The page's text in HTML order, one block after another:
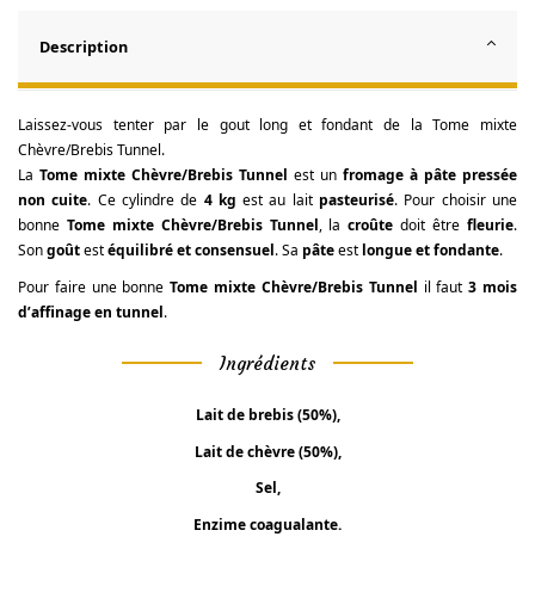
Description
Laissez-vous tenter par le gout long et fondant de la Tome mixte
Chèvre/Brebis Tunnel.
La Tome mixte Chèvre/Brebis Tunnel est un fromage à pâte pressée
non cuite. Ce cylindre de 4 kg est au lait pasteurisé. Pour choisir une
bonne Tome mixte Chèvre/Brebis Tunnel, lacroûte doit êtrefleurie.
Songoûtestéquilibré et consensuel. Sa pâteest longue et fondante.
Pour faire une bonneTome mixte Chèvre/Brebis Tunnel il faut3 mois
d’affinage en tunnel.
Ingrédients
Lait de brebis (50%),
Lait de chèvre (50%),
Sel,
Enzime coagualante.